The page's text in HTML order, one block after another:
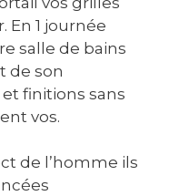
En 1 journée
salle de bains
de son
finitions sans
vos.
de l’homme ils